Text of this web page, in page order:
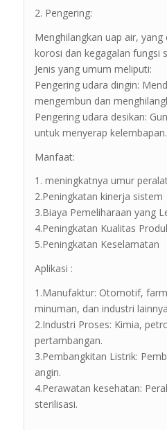
2. Pengering:
Menghilangkan uap air,
korosi dan kegagalan fungsi
Jenis yang umum meliputi:
Pengering udara dingin:
mengembun dan
Pengering udara desikan:
untuk menyerap kelembapan.
Manfaat:
1. meningkatnya umur
2.Peningkatan kinerja sistem
3.Biaya Pemeliharaan yang
4.Peningkatan Kualitas
5.Peningkatan Keselamatan
Aplikasi :
1.Manufaktur: Otomotif,
minuman, dan industri
2.Industri Proses: Kimia,
pertambangan.
3.Pembangkitan Listrik:
angin.
4.Perawatan kesehatan:
sterilisasi.